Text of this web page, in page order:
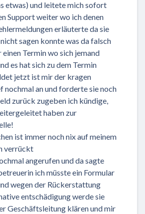
etwas) und leitete mich sofort
Support weiter wo ich denen
erläuterte da sie
sagen konnte was da falsch
Termin wo sich jemand
es hat sich zu dem Termin
jetzt ist mir der kragen
nochmal an und forderte sie noch
zurück zugeben ich kündige,
haben zur
ist immer noch nix auf meinem
verrückt
angerufen und da sagte
ich müsste ein Formular
wegen der Rückerstattung
entschädigung werde sie
Geschäftsleitung klären und mir